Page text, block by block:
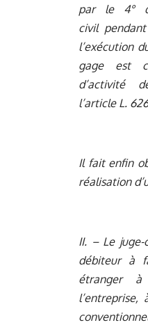
par le 4°
civil
l’exécution
gage est
d’activité
l’article L.
Il fait enfin
réalisation
II. – Le
débiteur à
étranger